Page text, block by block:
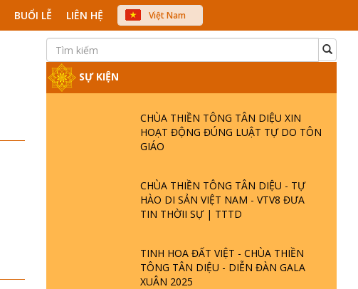
BUỔI LỄ LIÊN HỆ
Việt Nam
中文
SỰ KIỆN
CHÙA THIỀN TÔNG TÂN DIỆU XIN
HOẠT ĐỘNG ĐÚNG LUẬT TỰ DO TÔN
GIÁO
CHÙA THIỀN TÔNG TÂN DIỆU - TỰ
HÀO DI SẢN VIỆT NAM - VTV8 ĐƯA
TIN THỜII SỰ | TTTD
TINH HOA ĐẤT VIỆT - CHÙA THIỀN
TÔNG TÂN DIỆU - DIỄN ĐÀN GALA
XUÂN 2025